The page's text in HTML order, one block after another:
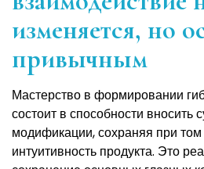
изменяется, но
привычным
Мастерство в формировании
состоит в способности вносить
модификации, сохраняя при
интуитивность продукта. Это